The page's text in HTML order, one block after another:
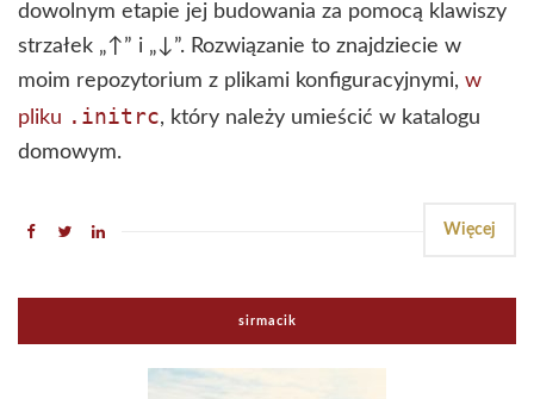
dowolnym etapie jej budowania za pomocą klawiszy
strzałek „↑” i „↓”. Rozwiązanie to znajdziecie w
moim repozytorium z plikami konfiguracyjnymi, w
pliku .initrc, który należy umieścić w katalogu
domowym.
Więcej
sirmacik